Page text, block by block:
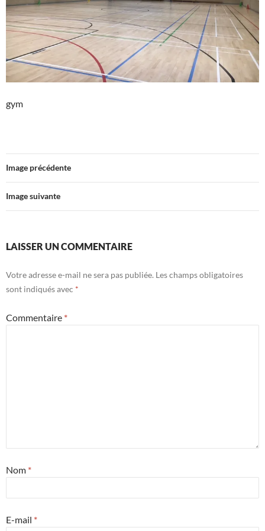
gym
Image précédente
Image suivante
LAISSER UN COMMENTAIRE
Votre adresse e-mail ne sera pas publiée. Les champs obligatoires
sont indiqués avec *
Commentaire *
Nom *
E-mail *